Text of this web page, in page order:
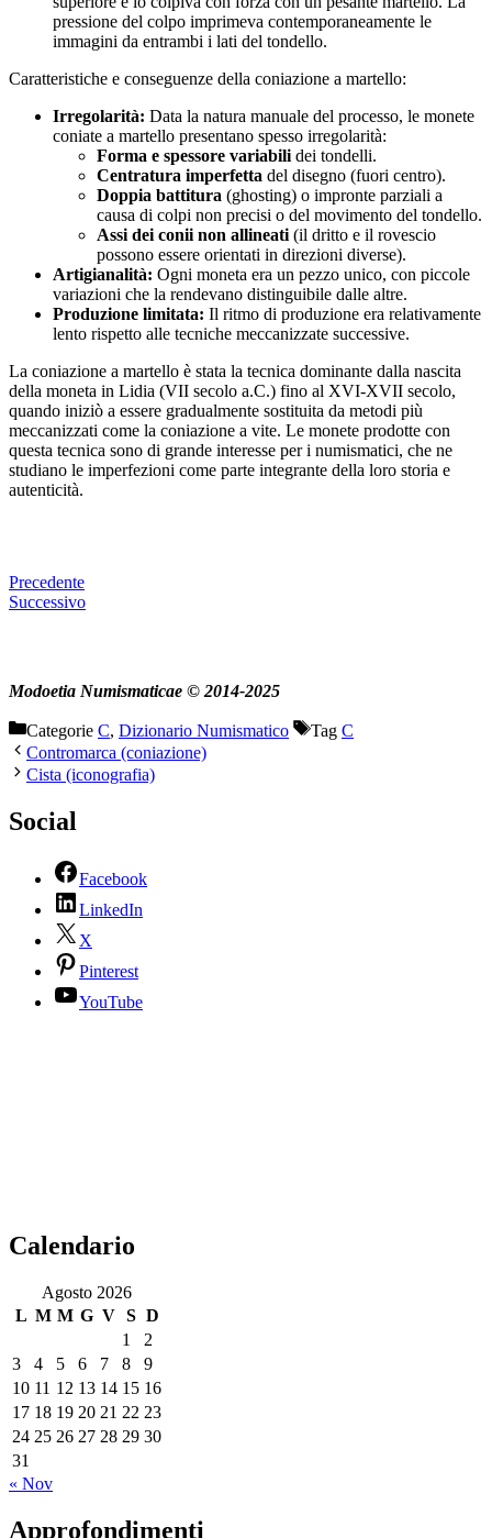
pressione del colpo imprimeva contemporaneamente le
immagini da entrambi i lati del tondello.
Caratteristiche e conseguenze della coniazione a martello:
Irregolarità: Data la natura manuale del processo, le monete
coniate a martello presentano spesso irregolarità:
Forma e spessore variabilidei tondelli.
Centratura imperfetta del disegno (fuori centro).
Doppia battitura (ghosting) o impronte parziali a
causa di colpi non precisi o del movimento del tondello.
Assi dei conii non allineati(il dritto e il rovescio
possono essere orientati in direzioni diverse).
Artigianalità: Ogni moneta era un pezzo unico, con piccole
variazioni che la rendevano distinguibile dalle altre.
Produzione limitata: Il ritmo di produzione era relativamente
lento rispetto alle tecniche meccanizzate successive.
La coniazione a martello è stata la tecnica dominante dalla nascita
della moneta in Lidia (VII secolo a.C.) fino al XVI-XVII secolo,
quando iniziò a essere gradualmente sostituita da metodi più
meccanizzati come la coniazione a vite. Le monete prodotte con
questa tecnica sono di grande interesse per i numismatici, che ne
studiano le imperfezioni come parte integrante della loro storia e
autenticità.
Precedente
Successivo
Modoetia Numismaticae © 2014-2025
Categorie C, Dizionario Numismatico Tag C
Contromarca (coniazione)
Cista (iconografia)
Social
Facebook
LinkedIn
X
Pinterest
YouTube
Calendario
Agosto 2026
L M M G V S D
1
2
3
4 5 6 7 8
9
10 11 12 13 14 15 16
17 18 19 20 21 22 23
24 25 26 27 28 29 30
31
« Nov
Approfondimenti